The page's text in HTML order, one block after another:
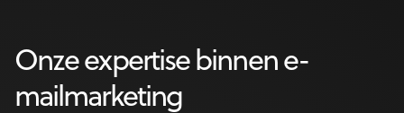
Onze expertise binnen e-
mailmarketing